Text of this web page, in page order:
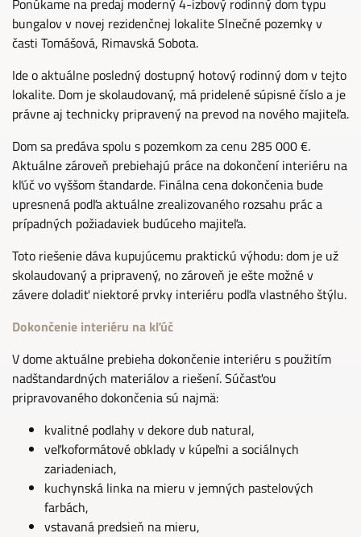
Ponúkame na predaj moderný 4-izbový rodinný dom typu
bungalov v novej rezidenčnej lokalite Slnečné pozemky v
časti Tomášová, Rimavská Sobota.
Ide o aktuálne posledný dostupný hotový rodinný dom v tejto
lokalite. Dom je skolaudovaný, má pridelené súpisné číslo a je
právne aj technicky pripravený na prevod na nového majiteľa.
Dom sa predáva spolu s pozemkom za cenu 285 000 €.
Aktuálne zároveň prebiehajú práce na dokončení interiéru na
kľúč vo vyššom štandarde. Finálna cena dokončenia bude
upresnená podľa aktuálne zrealizovaného rozsahu prác a
prípadných požiadaviek budúceho majiteľa.
Toto riešenie dáva kupujúcemu praktickú výhodu: dom je už
skolaudovaný a pripravený, no zároveň je ešte možné v
závere doladiť niektoré prvky interiéru podľa vlastného štýlu.
Dokončenie interiéru na kľúč
V dome aktuálne prebieha dokončenie interiéru s použitím
nadštandardných materiálov a riešení. Súčasťou
pripravovaného dokončenia sú najmä:
kvalitné podlahy v dekore dub natural,
veľkoformátové obklady v kúpeľni a sociálnych
zariadeniach,
kuchynská linka na mieru v jemných pastelových
farbách,
vstavaná predsieň na mieru,